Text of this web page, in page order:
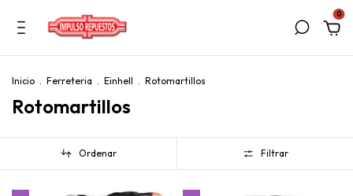
0
Inicio . Ferreteria . Einhell . Rotomartillos
Rotomartillos
Ordenar Filtrar